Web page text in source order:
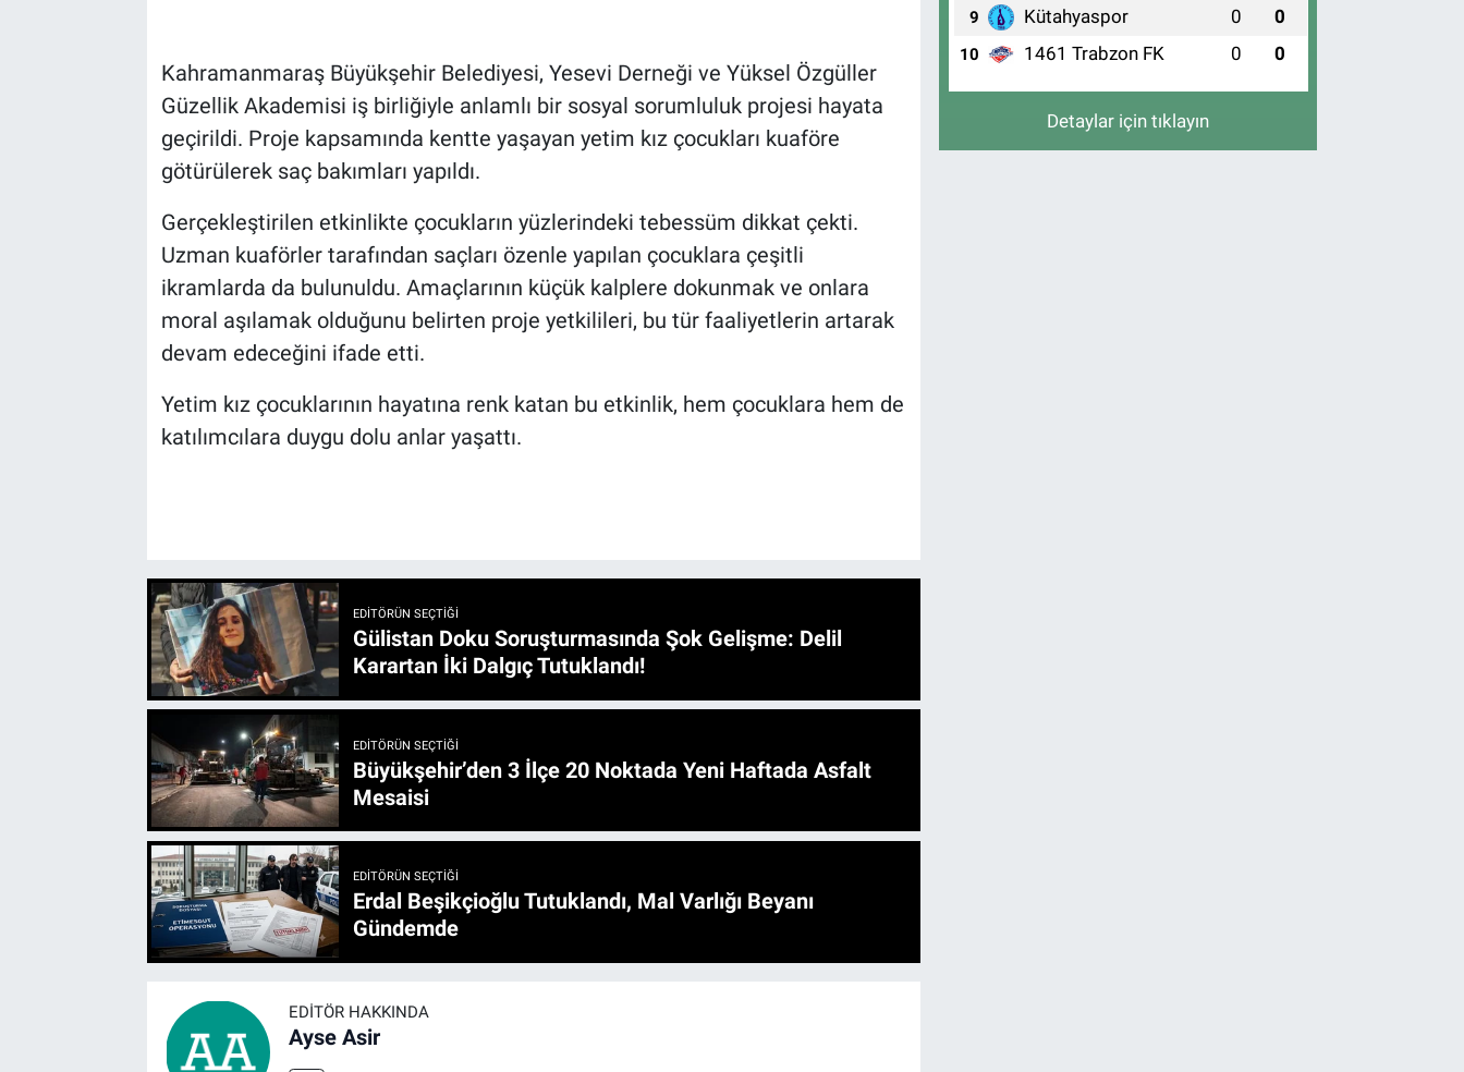
Kahramanmaraş Büyükşehir Belediyesi, Yesevi Derneği ve Yüksel Özgüller
Güzellik Akademisi iş birliğiyle anlamlı bir sosyal sorumluluk projesi hayata
geçirildi. Proje kapsamında kentte yaşayan yetim kız çocukları kuaföre
götürülerek saç bakımları yapıldı.
Gerçekleştirilen etkinlikte çocukların yüzlerindeki tebessüm dikkat çekti.
Uzman kuaförler tarafından saçları özenle yapılan çocuklara çeşitli
ikramlarda da bulunuldu. Amaçlarının küçük kalplere dokunmak ve onlara
moral aşılamak olduğunu belirten proje yetkilileri, bu tür faaliyetlerin artarak
devam edeceğini ifade etti.
Yetim kız çocuklarının hayatına renk katan bu etkinlik, hem çocuklara hem de
katılımcılara duygu dolu anlar yaşattı.
EDITÖRÜN SEÇTIĞI
Gülistan Doku Soruşturmasında Şok Gelişme: Delil
Karartan İki Dalgıç Tutuklandı!
EDITÖRÜN SEÇTIĞI
Büyükşehir’den 3 İlçe 20 Noktada Yeni Haftada Asfalt
Mesaisi
EDITÖRÜN SEÇTIĞI
Erdal Beşikçioğlu Tutuklandı, Mal Varlığı Beyanı
Gündemde
EDITÖR HAKKINDA
Ayse Asir
9 Kütahyaspor 0 0
10 1461 Trabzon FK 0 0
Detaylar için tıklayın